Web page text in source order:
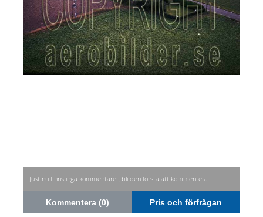
Just nu finns inga kommentarer, bli den första att kommentera.
Kommentera (0) Pris och förfrågan